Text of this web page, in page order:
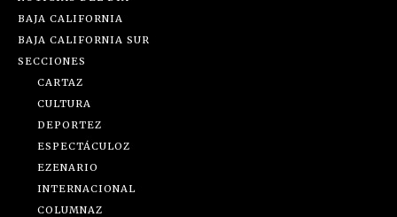
BAJA CALIFORNIA
BAJA CALIFORNIA SUR
SECCIONES
CARTAZ
CULTURA
DEPORTEZ
ESPECTÁCULOZ
EZENARIO
INTERNACIONAL
COLUMNAZ